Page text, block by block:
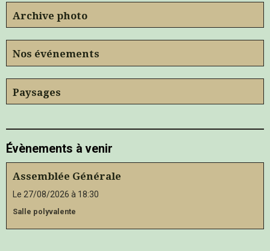
Archive photo
Nos événements
Paysages
Évènements à venir
Assemblée Générale
Le 27/08/2026 à 18:30
Salle polyvalente